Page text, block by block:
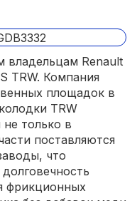
владельцам Renault
TRW. Компания
площадок в
TRW
только в
поставляются
что
фрикционных